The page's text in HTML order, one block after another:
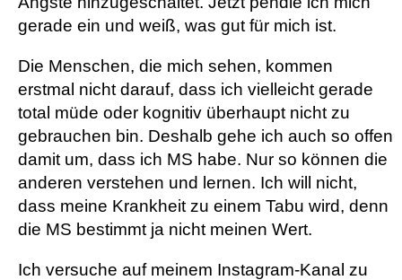
gerade ein und weiß, was gut für mich ist.
Die Menschen, die mich sehen, kommen
erstmal nicht darauf, dass ich vielleicht gerade
total müde oder kognitiv überhaupt nicht zu
gebrauchen bin. Deshalb gehe ich auch so offen
damit um, dass ich MS habe. Nur so können die
anderen verstehen und lernen. Ich will nicht,
dass meine Krankheit zu einem Tabu wird, denn
die MS bestimmt ja nicht meinen Wert.
Ich versuche auf meinem Instagram-Kanal zu